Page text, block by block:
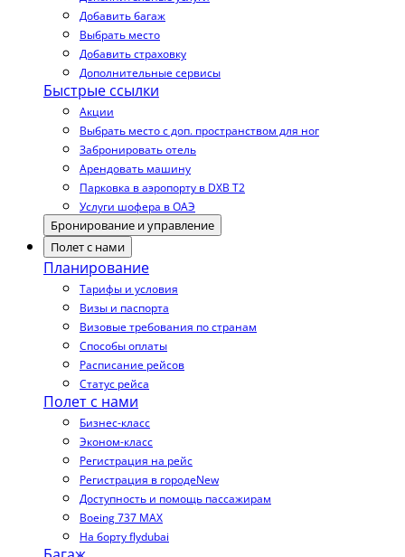
Добавить багаж
Выбрать место
Добавить страховку
Дополнительные сервисы
Быстрые ссылки
Акции
Выбрать место с доп. пространством для ног
Забронировать отель
Арендовать машину
Парковка в аэропорту в DXB T2
Услуги шофера в ОАЭ
Бронирование и управление
Полет с нами
Планирование
Тарифы и условия
Визы и паспорта
Визовые требования по странам
Способы оплаты
Расписание рейсов
Статус рейса
Полет с нами
Бизнес-класс
Эконом-класс
Регистрация на рейс
Регистрация в городеNew
Доступность и помощь пассажирам
Boeing 737 MAX
На борту flydubai